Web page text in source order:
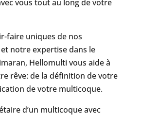
vous tout au long de votre
faire uniques de nos
notre expertise dans le
Hellomulti vous aide à
rêve: de la définition de votre
de votre multicoque.
d’un multicoque avec